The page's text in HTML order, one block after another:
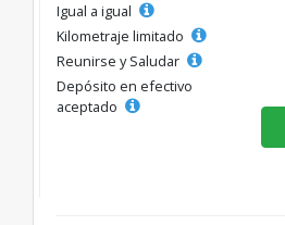
Igual a igual
Kilometraje limitado
Reunirse y Saludar
Depósito en efectivo
aceptado